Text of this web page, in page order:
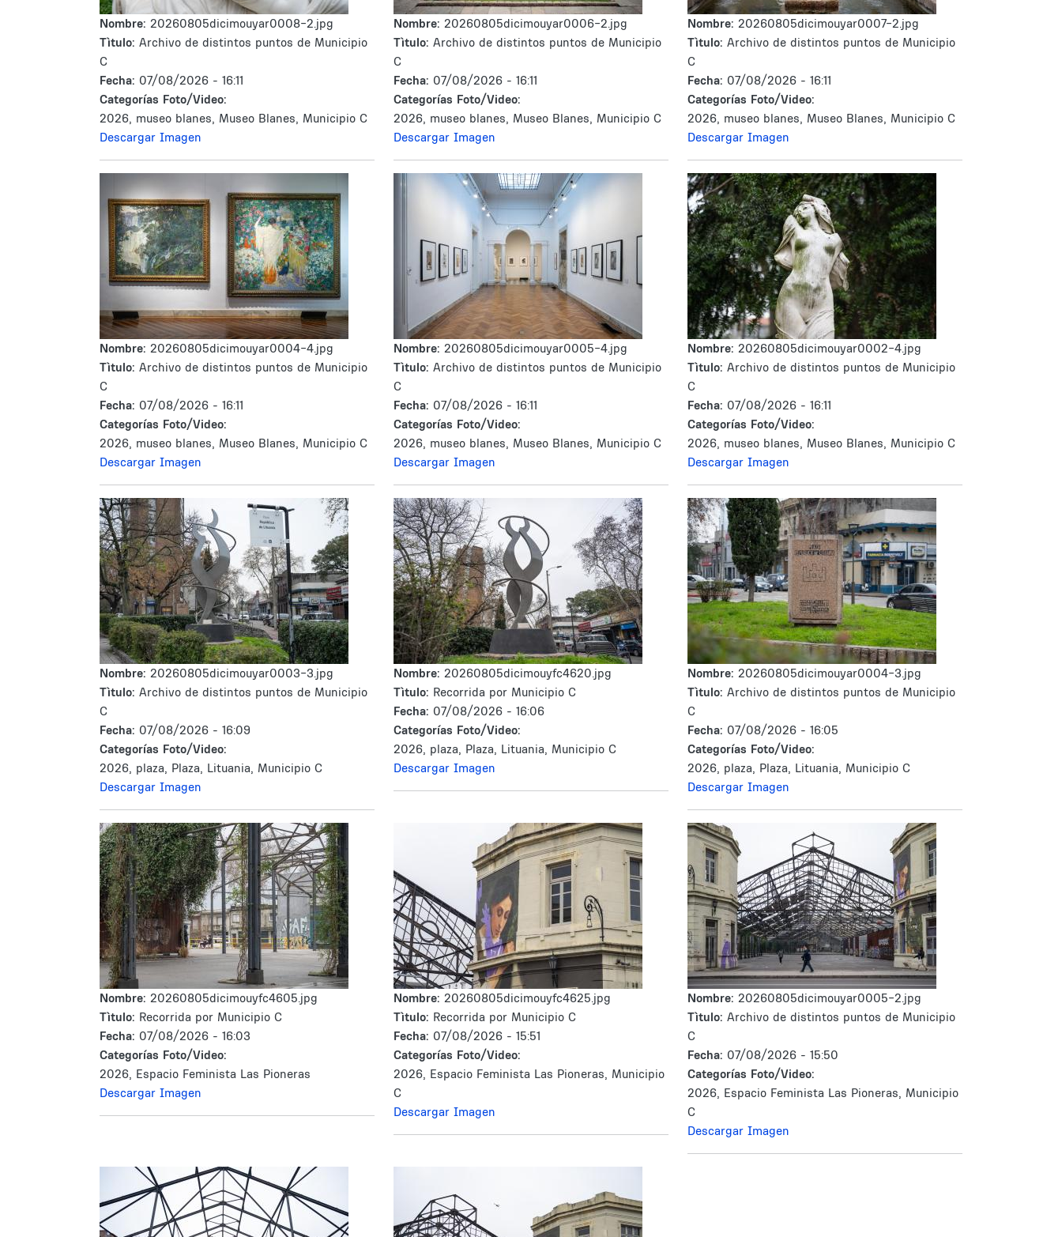
Nombre: 20260805dicimouyar0008-2.jpg
Tìtulo: Archivo de distintos puntos de Municipio
C
Fecha: 07/08/2026 - 16:11
Categorías Foto/Video:
2026, museo blanes, Museo Blanes, Municipio C
Descargar Imagen
Nombre: 20260805dicimouyar0006-2.jpg
Tìtulo: Archivo de distintos puntos de Municipio
C
Fecha: 07/08/2026 - 16:11
Categorías Foto/Video:
2026, museo blanes, Museo Blanes, Municipio C
Descargar Imagen
Nombre: 20260805dicimouyar0007-2.jpg
Tìtulo: Archivo de distintos puntos de Municipio
C
Fecha: 07/08/2026 - 16:11
Categorías Foto/Video:
2026, museo blanes, Museo Blanes, Municipio C
Descargar Imagen
Nombre: 20260805dicimouyar0004-4.jpg
Tìtulo: Archivo de distintos puntos de Municipio
C
Fecha: 07/08/2026 - 16:11
Categorías Foto/Video:
2026, museo blanes, Museo Blanes, Municipio C
Descargar Imagen
Nombre: 20260805dicimouyar0005-4.jpg
Tìtulo: Archivo de distintos puntos de Municipio
C
Fecha: 07/08/2026 - 16:11
Categorías Foto/Video:
2026, museo blanes, Museo Blanes, Municipio C
Descargar Imagen
Nombre: 20260805dicimouyar0002-4.jpg
Tìtulo: Archivo de distintos puntos de Municipio
C
Fecha: 07/08/2026 - 16:11
Categorías Foto/Video:
2026, museo blanes, Museo Blanes, Municipio C
Descargar Imagen
Nombre: 20260805dicimouyar0003-3.jpg
Tìtulo: Archivo de distintos puntos de Municipio
C
Fecha: 07/08/2026 - 16:09
Categorías Foto/Video:
2026, plaza, Plaza, Lituania, Municipio C
Descargar Imagen
Nombre: 20260805dicimouyfc4620.jpg
Tìtulo: Recorrida por Municipio C
Fecha: 07/08/2026 - 16:06
Categorías Foto/Video:
2026, plaza, Plaza, Lituania, Municipio C
Descargar Imagen
Nombre: 20260805dicimouyar0004-3.jpg
Tìtulo: Archivo de distintos puntos de Municipio
C
Fecha: 07/08/2026 - 16:05
Categorías Foto/Video:
2026, plaza, Plaza, Lituania, Municipio C
Descargar Imagen
Nombre: 20260805dicimouyfc4605.jpg
Tìtulo: Recorrida por Municipio C
Fecha: 07/08/2026 - 16:03
Categorías Foto/Video:
2026, Espacio Feminista Las Pioneras
Descargar Imagen
Nombre: 20260805dicimouyfc4625.jpg
Tìtulo: Recorrida por Municipio C
Fecha: 07/08/2026 - 15:51
Categorías Foto/Video:
2026, Espacio Feminista Las Pioneras, Municipio
C
Descargar Imagen
Nombre: 20260805dicimouyar0005-2.jpg
Tìtulo: Archivo de distintos puntos de Municipio
C
Fecha: 07/08/2026 - 15:50
Categorías Foto/Video:
2026, Espacio Feminista Las Pioneras, Municipio
C
Descargar Imagen